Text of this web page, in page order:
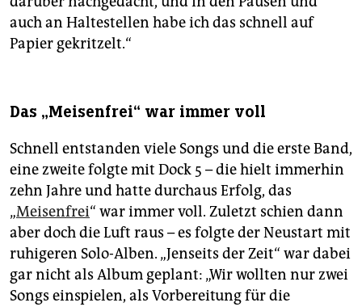
auch an Haltestellen habe ich das schnell auf
Papier gekritzelt.“
Das „Meisenfrei“ war immer voll
Schnell entstanden viele Songs und die erste Band,
eine zweite folgte mit Dock 5 – die hielt immerhin
zehn Jahre und hatte durchaus Erfolg, das
„Meisenfrei“ war immer voll. Zuletzt schien dann
aber doch die Luft raus – es folgte der Neustart mit
ruhigeren Solo-Alben. „Jenseits der Zeit“ war dabei
gar nicht als Album geplant: „Wir wollten nur zwei
Songs einspielen, als Vorbereitung für die